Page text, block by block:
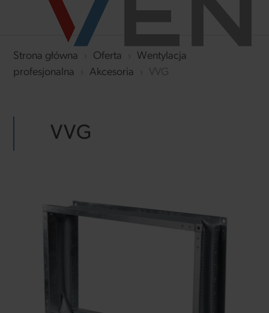
Strona główna › Oferta ›
Wentylacja
profesjonalna
› Akcesoria › VVG
VVG